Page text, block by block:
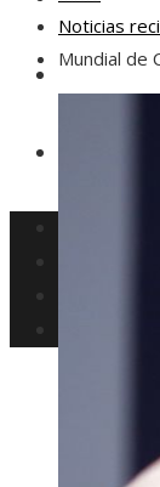
Cultura
Noticias
Mundial de